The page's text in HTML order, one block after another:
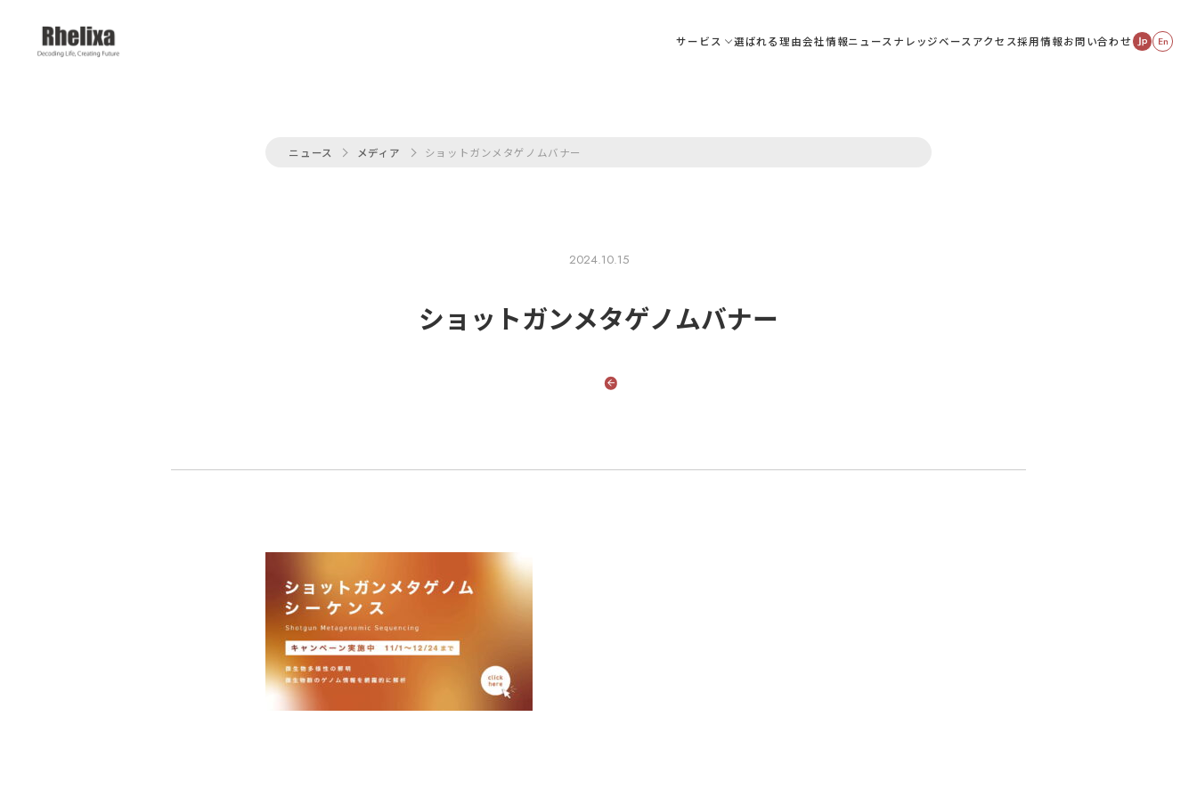
サービス 選ばれる理由会社情報ニュース ナレッジベース アクセス採用情報お問い合わせ
ニュース メディア ショットガンメタゲノムバナー
2024.10.15
ショットガンメタゲノムバナー